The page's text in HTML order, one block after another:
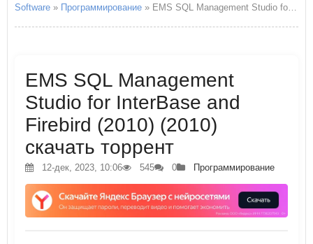
Software » Программирование » EMS SQL Management Studio for InterBase and Firebird
EMS SQL Management
Studio for InterBase and
Firebird (2010) (2010)
скачать торрент
12-дек, 2023, 10:06 545 0 Программирование